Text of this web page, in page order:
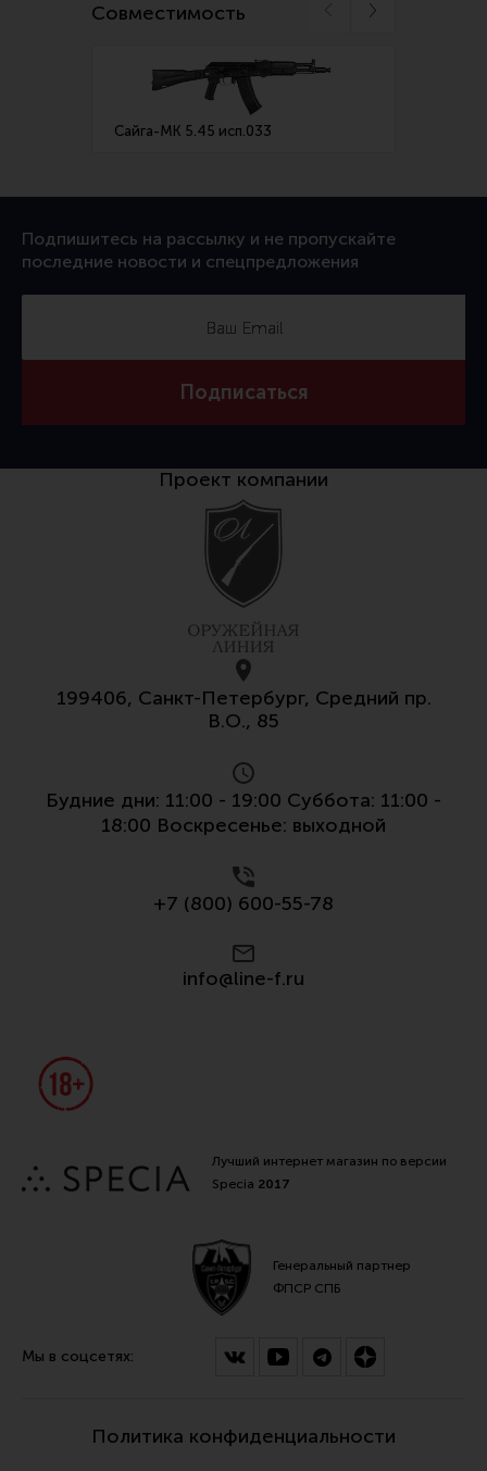
Совместимость
Сайга-МК 5.45 исп.033
Подпишитесь на рассылку и не пропускайте
последние новости и спецпредложения
Подписаться
Проект компании
199406, Санкт-Петербург, Средний пр.
В.О., 85
Будние дни: 11:00 - 19:00 Суббота: 11:00 -
18:00 Воскресенье: выходной
+7 (800) 600-55-78
info@line-f.ru
Лучший интернет магазин по версии
Specia 2017
Генеральный партнер
ФПСР СПБ
Мы в соцсетях:
Политика конфиденциальности